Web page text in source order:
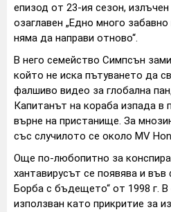
епизод от 23-ия сезон,
озаглавен „Едно много
няма да направи отново“.
В него семейство Симпсън
който не иска пътуването да
фалшиво видео за глобална
Капитанът на кораба изпада в
върне на пристанище. За
със случилото се около MV
Още по-любопитно за
хантавирусът се появява и
Борба с бъдещето“ от 1998 г.
използван като прикритие за